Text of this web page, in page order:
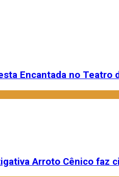
Encantada no Teatro
Arroto Cênico faz